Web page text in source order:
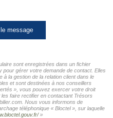
message
sont enregistrées dans un fichier
pour gérer votre demande de contact. Elles
la gestion de la relation client dans le
et sont destinées à nos conseillers
», vous pouvez exercer votre droit
faire rectifier en contactant Trésors
Nous vous informons de
téléphonique « Bloctel », sur laquelle
»